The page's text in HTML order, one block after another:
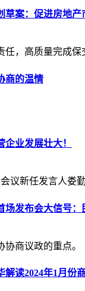
草案：促进房地
，高质量完成保
商的温情
业发展壮大！
议新任发言人娄
场发布会大信号：
商议政的重点。
解读2024年1月份